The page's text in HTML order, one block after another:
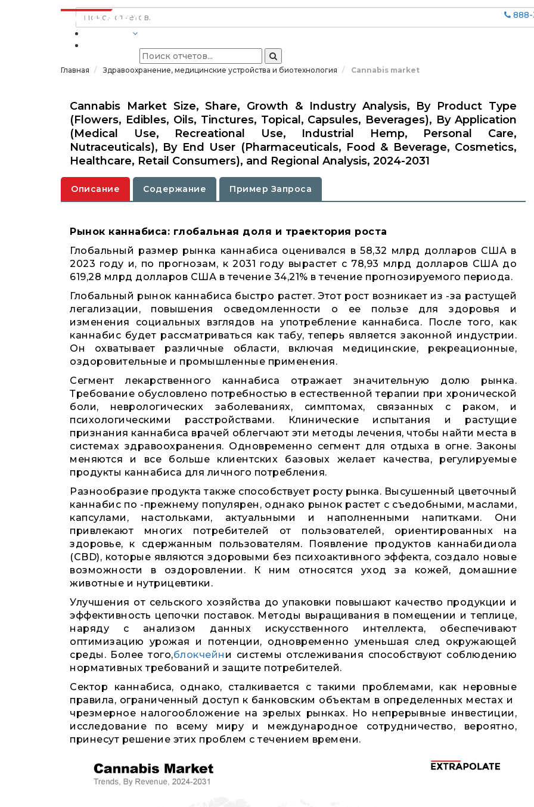
888-
Главная Здравоохранение, медицинские устройства и биотехнология Cannabis market
Cannabis Market Size, Share, Growth & Industry Analysis, By Product Type
(Flowers, Edibles, Oils, Tinctures, Topical, Capsules, Beverages), By Application
(Medical Use, Recreational Use, Industrial Hemp, Personal Care,
Nutraceuticals), By End User (Pharmaceuticals, Food & Beverage, Cosmetics,
Healthcare, Retail Consumers), and Regional Analysis, 2024-2031
Описание Содержание Пример Запроса
Рынок каннабиса: глобальная доля и траектория роста
Глобальный размер рынка каннабиса оценивался в 58,32 млрд долларов США в
2023 году и, по прогнозам, к 2031 году вырастет с 78,93 млрд долларов США до
619,28 млрд долларов США в течение 34,21% в течение прогнозируемого периода.
Глобальный рынок каннабиса быстро растет. Этот рост возникает из -за растущей
легализации, повышения осведомленности о ее пользе для здоровья и
изменения социальных взглядов на употребление каннабиса. После того, как
каннабис будет рассматриваться как табу, теперь является законной индустрии.
Он охватывает различные области, включая медицинские, рекреационные,
оздоровительные и промышленные применения.
Сегмент лекарственного каннабиса отражает значительную долю рынка.
Требование обусловлено потребностью в естественной терапии при хронической
боли, неврологических заболеваниях, симптомах, связанных с раком, и
психологическими расстройствами. Клинические испытания и растущие
признания каннабиса врачей облегчают эти методы лечения, чтобы найти места в
системах здравоохранения. Одновременно сегмент для отдыха в огне. Законы
меняются и все больше клиентских базовых желает качества, регулируемые
продукты каннабиса для личного потребления.
Разнообразие продукта также способствует росту рынка. Высушенный цветочный
каннабис по -прежнему популярен, однако рынок растет с съедобными, маслами,
капсулами, настольками, актуальными и наполненными напитками. Они
привлекают многих потребителей от пользователей, ориентированных на
здоровье, к сдержанным пользователям. Появление продуктов каннабидиола
(CBD), которые являются здоровыми без психоактивного эффекта, создало новые
возможности в оздоровлении. К ним относятся уход за кожей, домашние
животные и нутрицевтики.
Улучшения от сельского хозяйства до упаковки повышают качество продукции и
эффективность цепочки поставок. Методы выращивания в помещении и теплице,
наряду с анализом данных искусственного интеллекта, обеспечивают
оптимизацию урожая и потенции, одновременно уменьшая след окружающей
среды. Более того,блокчейн и системы отслеживания способствуют соблюдению
нормативных требований и защите потребителей.
Сектор каннабиса, однако, сталкивается с такими проблемами, как неровные
правила, ограниченный доступ к банковским объектам в определенных местах и ​​
чрезмерное налогообложение на зрелых рынках. Но непрерывные инвестиции,
исследование по всему миру и международное сотрудничество, вероятно,
принесут решение этих проблем с течением времени.